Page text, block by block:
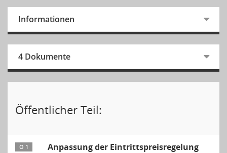
Informationen
4 Dokumente
Öffentlicher Teil:
Ö 1
Anpassung der Eintrittspreisregelung